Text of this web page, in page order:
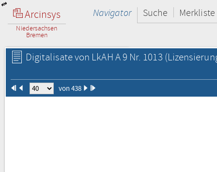
Arcinsys
Niedersachsen
Bremen
Navigator Suche Merkliste
Digitalisate von LkAH A 9 Nr. 1013
von 438